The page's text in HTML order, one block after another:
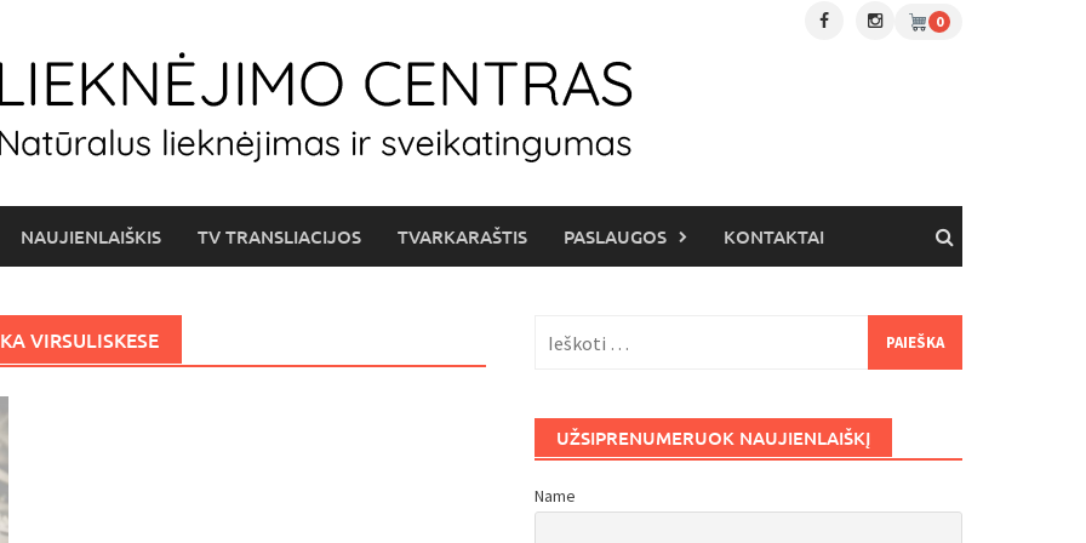
0
NAUJIENLAIŠKIS TV TRANSLIACIJOS TVARKARAŠTIS PASLAUGOS KONTAKTAI
VIRSULISKESE
UŽSIPRENUMERUOK NAUJIENLAIŠKĮ
Name